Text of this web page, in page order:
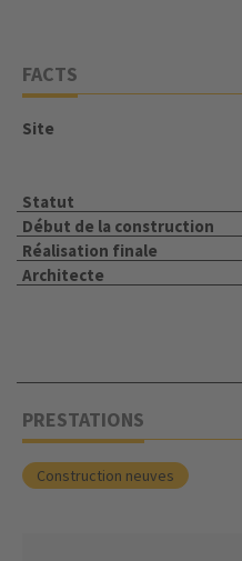
FACTS
Site
Statut
Début de la construction
Réalisation finale
Architecte
PRESTATIONS
Construction neuves